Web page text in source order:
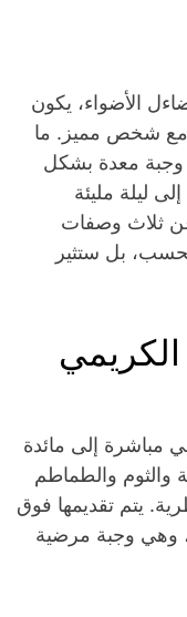
الأضواء، يكون
مع شخص مميز. ما
معدة بشكل
ليلة مليئة
عن ثلاث وصفات
بل ستثير
مباشرة إلى مائدة
والثوم والطماطم
يتم تقديمها فوق
وهي وجبة مرضية